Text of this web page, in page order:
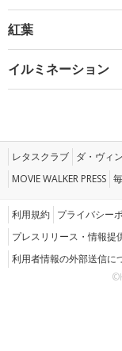
紅葉
イルミネーション
レタスクラブ ダ・ヴィ
MOVIE WALKER PRESS
利用規約 プライバシー
プレスリリース・情報提
利用者情報の外部送信に